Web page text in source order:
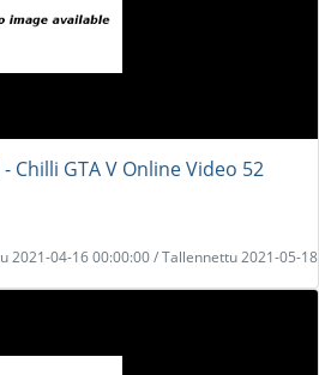
Chilli GTA V Online Video 52
2021-04-16 00:00:00 / Tallennettu 2021-05-18